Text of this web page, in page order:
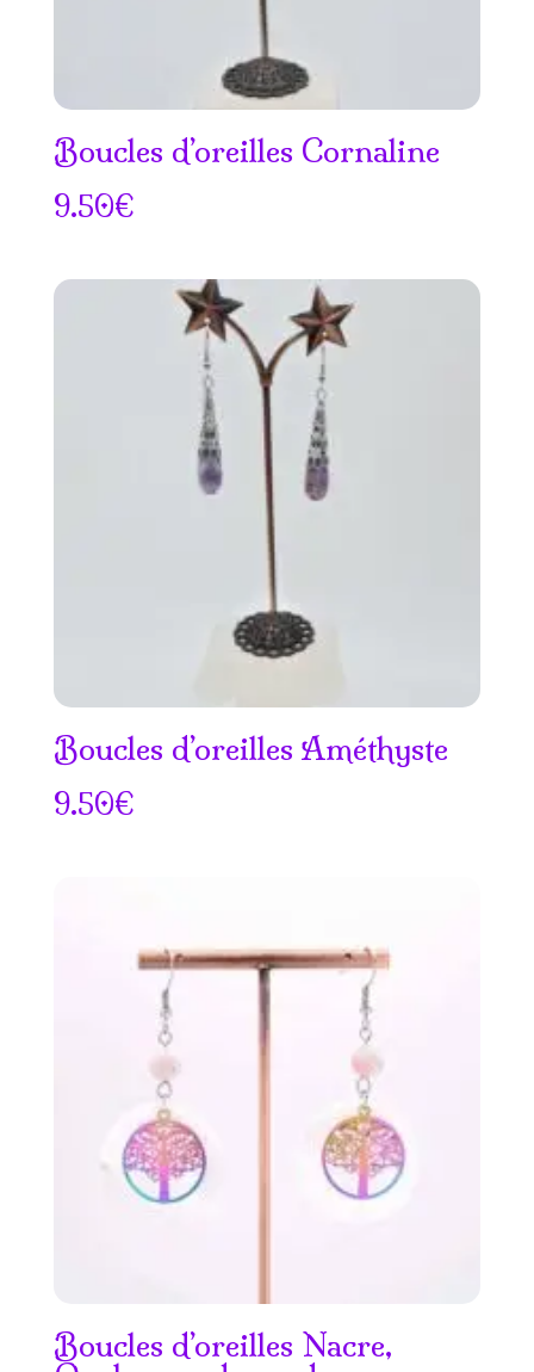
Boucles d’oreilles Cornaline
9.50€
Boucles d’oreilles Améthyste
9.50€
Boucles d’oreilles Nacre,